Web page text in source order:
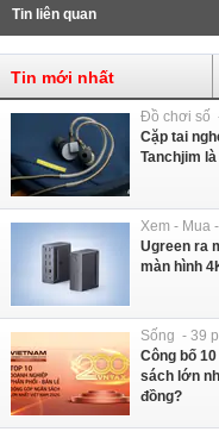
Tin liên quan
Tin mới nhất
Đồ chơi số
Cặp tai
Tanchjim
Xem - Mua
Ugreen ra
màn hình
Sống - 39
Công bố
sách lớn
đồng?